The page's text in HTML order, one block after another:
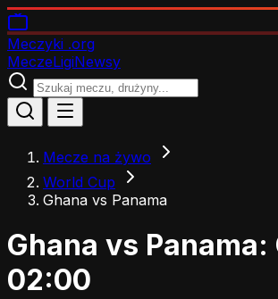
Meczyki .org
MeczeLigiNewsy
Mecze na żywo
World Cup
Ghana vs Panama
Ghana vs
02:00